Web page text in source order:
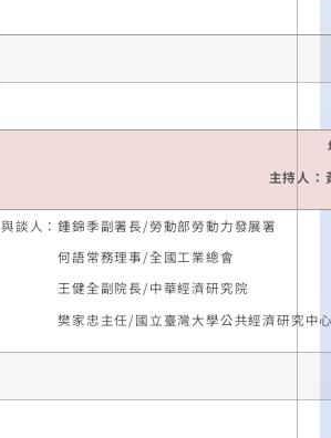
主持人：
與談人：鍾錦季副署長/勞動部勞動力發展署
何語常務理事/全國工業總會
王健全副院長/中華經濟研究院
樊家忠主任/國立臺灣大學公共經濟研究中